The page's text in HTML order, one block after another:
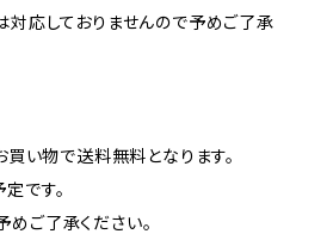
対応しておりませんので予めご了承
い物で送料無料となります。
です。
ご了承ください。